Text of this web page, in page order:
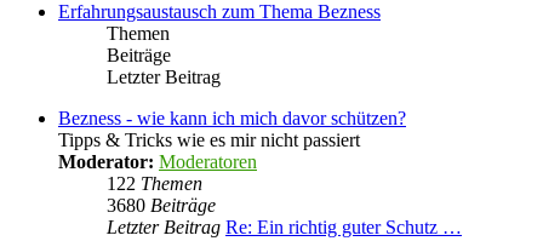
Erfahrungsaustausch zum Thema Bezness
Themen
Beiträge
Letzter Beitrag
Bezness - wie kann ich mich davor schützen?
Tipps & Tricks wie es mir nicht passiert
Moderator: Moderatoren
122 Themen
3680 Beiträge
Letzter Beitrag Re: Ein richtig guter Schutz …